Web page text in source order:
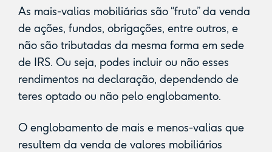
As mais-valias mobiliárias são “fruto” da venda
de ações, fundos, obrigações, entre outros, e
não são tributadas da mesma forma em sede
de IRS. Ou seja, podes incluir ou não esses
rendimentos na declaração, dependendo de
teres optado ou não pelo englobamento.
O englobamento de mais e menos-valias que
resultem da venda de valores mobiliários